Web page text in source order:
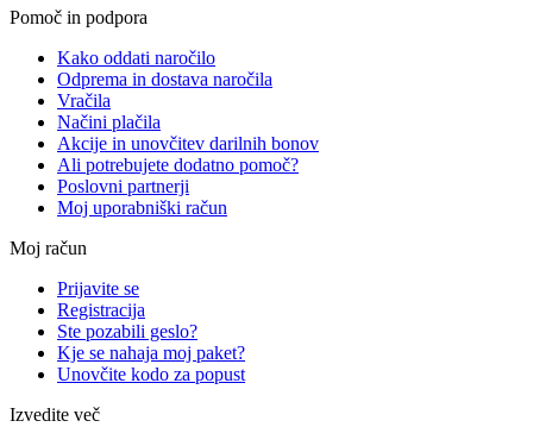
Pomoč in podpora
Kako oddati naročilo
Odprema in dostava naročila
Vračila
Načini plačila
Akcije in unovčitev darilnih bonov
Ali potrebujete dodatno pomoč?
Poslovni partnerji
Moj uporabniški račun
Moj račun
Prijavite se
Registracija
Ste pozabili geslo?
Kje se nahaja moj paket?
Unovčite kodo za popust
Izvedite več